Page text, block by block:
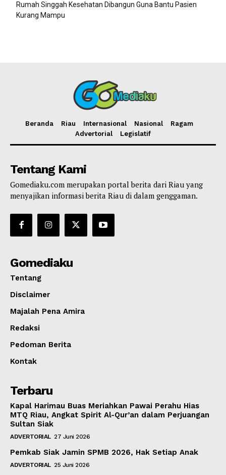
Rumah Singgah Kesehatan Dibangun Guna Bantu Pasien
Kurang Mampu
Beranda Riau Internasional Nasional
Ragam
Advertorial
Legislatif
Tentang Kami
Gomediaku.com merupakan portal berita dari Riau yang
menyajikan informasi berita Riau di dalam genggaman.
Gomediaku
Tentang
Disclaimer
Majalah Pena Amira
Redaksi
Pedoman Berita
Kontak
Terbaru
Kapal Harimau Buas Meriahkan Pawai Perahu Hias
MTQ Riau, Angkat Spirit Al-Qur’an dalam Perjuangan
Sultan Siak
ADVERTORIAL 27 Juni 2026
Pemkab Siak Jamin SPMB 2026, Hak Setiap Anak
ADVERTORIAL 25 Juni 2026